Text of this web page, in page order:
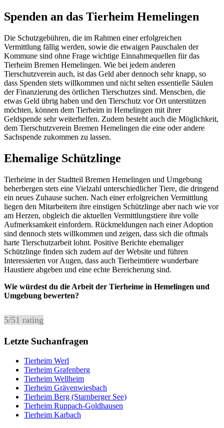
Spenden an das Tierheim Hemelingen
Die Schutzgebühren, die im Rahmen einer erfolgreichen
Vermittlung fällig werden, sowie die etwaigen Pauschalen der
Kommune sind ohne Frage wichtige Einnahmequellen für das
Tierheim Bremen Hemelingen. Wie bei jedem anderen
Tierschutzverein auch, ist das Geld aber dennoch sehr knapp, so
dass Spenden stets willkommen und nicht selten essentielle Säulen
der Finanzierung des örtlichen Tierschutzes sind. Menschen, die
etwas Geld übrig haben und den Tierschutz vor Ort unterstützen
möchten, können dem Tierheim in Hemelingen mit ihrer
Geldspende sehr weiterhelfen. Zudem besteht auch die Möglichkeit,
dem Tierschutzverein Bremen Hemelingen die eine oder andere
Sachspende zukommen zu lassen.
Ehemalige Schützlinge
Tierheime in der Stadtteil Bremen Hemelingen und Umgebung
beherbergen stets eine Vielzahl unterschiedlicher Tiere, die dringend
ein neues Zuhause suchen. Nach einer erfolgreichen Vermittlung
liegen den Mitarbeitern ihre einstigen Schützlinge aber nach wie vor
am Herzen, obgleich die aktuellen Vermittlungstiere ihre volle
Aufmerksamkeit einfordern. Rückmeldungen nach einer Adoption
sind dennoch stets willkommen und zeigen, dass sich die oftmals
harte Tierschutzarbeit lohnt. Positive Berichte ehemaliger
Schützlinge finden sich zudem auf der Website und führen
Interessierten vor Augen, dass auch Tierheimtiere wunderbare
Haustiere abgeben und eine echte Bereicherung sind.
Wie würdest du die Arbeit der Tierheime in Hemelingen und
Umgebung bewerten?
5/51 rating
Letzte Suchanfragen
Tierheim Werl
Tierheim Grafenberg
Tierheim Wellheim
Tierheim Grävenwiesbach
Tierheim Berg (Starnberger See)
Tierheim Ruppach-Goldhausen
Tierheim Karbach